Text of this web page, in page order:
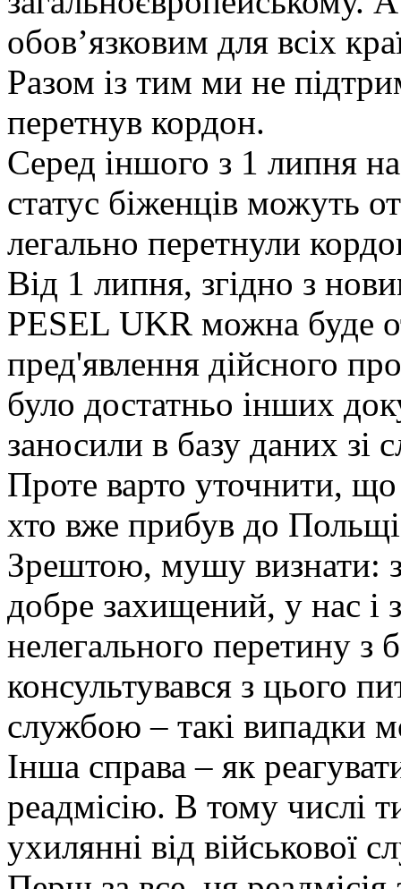
обов’язковим для всіх
Разом із тим ми не
перетнув кордон.
Серед іншого з 1 липня
статус біженців можуть
легально перетнули
Від 1 липня, згідно з
PESEL UKR можна буде
пред'явлення дійсного
було достатньо інших
заносили в базу даних зі
Проте варто уточнити,
хто вже прибув до
Зрештою, мушу визнати:
добре захищений, у нас і
нелегального перетину з
консультувався з цього
службою – такі випадки
Інша справа – як
реадмісію. В тому числі
ухилянні від військової